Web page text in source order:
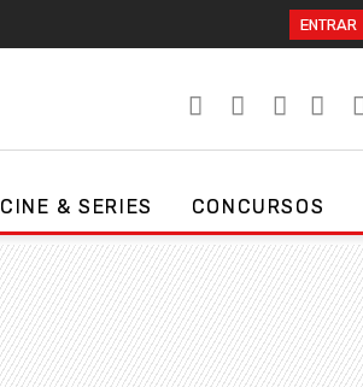
ENTRAR
CINE & SERIES CONCURSOS